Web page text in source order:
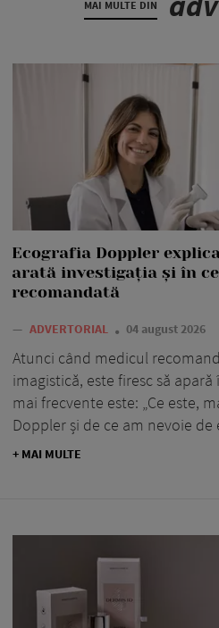
MAI MULTE DIN
Ecografia Doppler
arată investigația și în
recomandată
— ADVERTORIAL 04 august 2026
Atunci când medicul
imagistică, este firesc să
mai frecvente este: „Ce este,
Doppler și de ce am nevoie de
+ MAI MULTE